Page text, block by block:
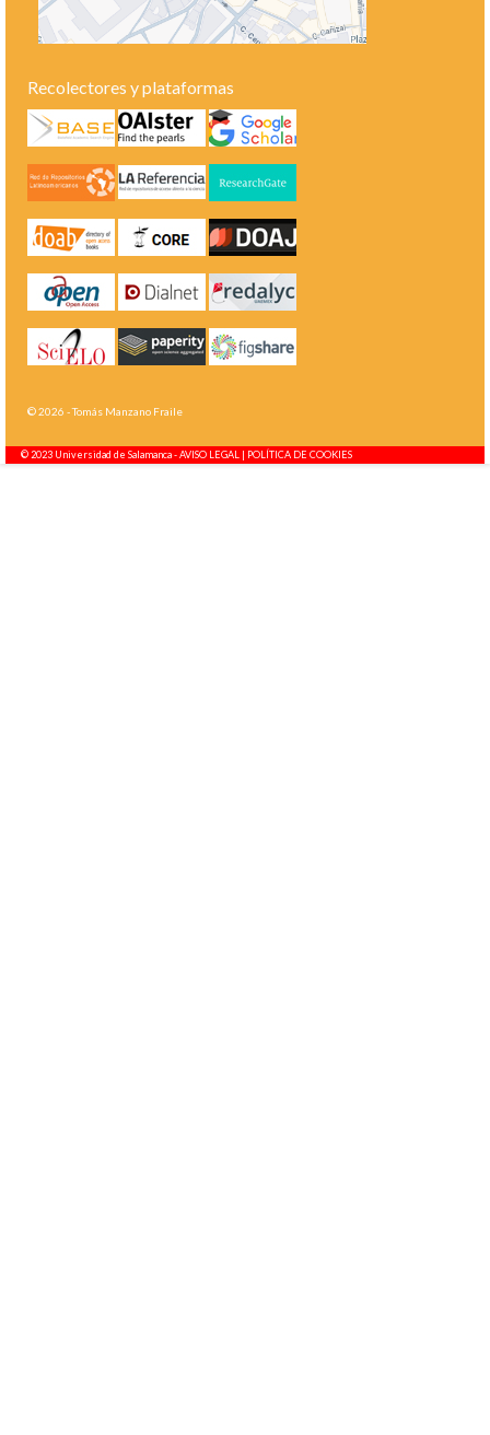
Recolectores y plataformas
© 2026 - Tomás Manzano Fraile
© 2023 Universidad de Salamanca -AVISO LEGAL | POLÍTICA DE COOKIES